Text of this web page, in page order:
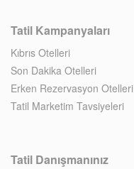
Tatil Kampanyaları
Kıbrıs Otelleri
Son Dakika Otelleri
Erken Rezervasyon Otelleri
Tatil Marketim Tavsiyeleri
Tatil Danışmanınız